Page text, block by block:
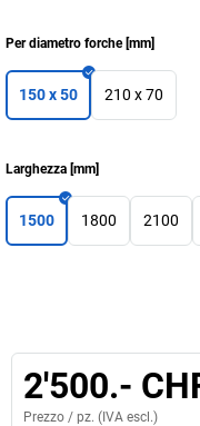
Per diametro forche[mm]
150 x 50 210 x 70
Larghezza [mm]
1500 1800 2100
2'500.-
Prezzo / pz. (IVA escl.)